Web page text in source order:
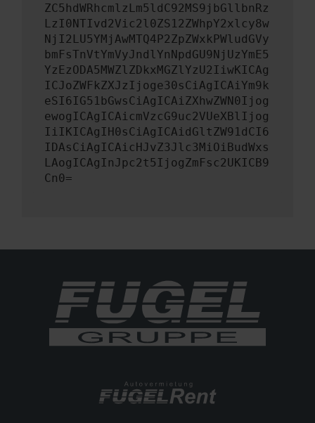
ZC5hdWRhcmlzLm5ldC92MS9jbGllbnRz
LzI0NTIvd2Vic2l0ZS12ZWhpY2xlcy8w
NjI2LU5YMjAwMTQ4P2ZpZWxkPWludGVy
bmFsTnVtYmVyJndlYnNpdGU9NjUzYmE5
YzEzODA5MWZlZDkxMGZlYzU2IiwKICAg
ICJoZWFkZXJzIjoge30sCiAgICAiYm9k
eSI6IG51bGwsCiAgICAiZXhwZWN0Ijog
ewogICAgICAicmVzcG9uc2VUeXBlIjog
IiIKICAgIH0sCiAgICAidGltZW91dCI6
IDAsCiAgICAicHJvZ3Jlc3MiOiBudWxs
LAogICAgInJpc2t5IjogZmFsc2UKICB9
Cn0=